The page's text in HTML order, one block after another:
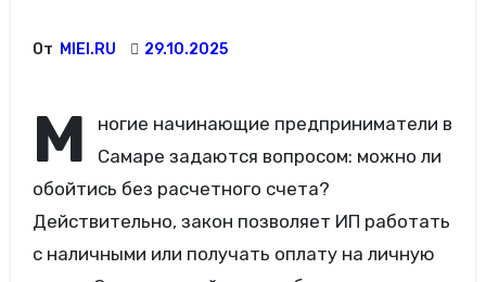
От MIEI.RU 29.10.2025
М
ногие начинающие предприниматели в
Самаре задаются вопросом: можно ли
обойтись без расчетного счета?
Действительно, закон позволяет ИП работать
с наличными или получать оплату на личную